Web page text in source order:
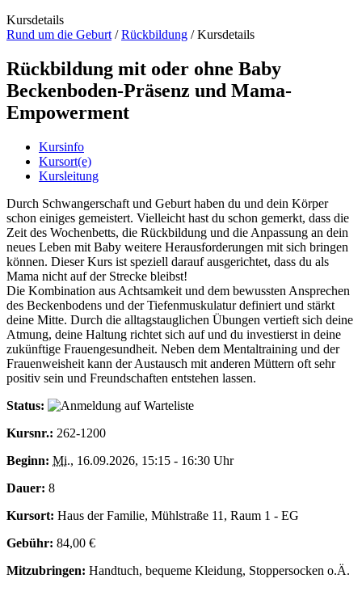
Kursdetails
Rund um die Geburt /Rückbildung /Kursdetails
Rückbildung mit oder ohne Baby
Beckenboden-Präsenz und Mama-
Empowerment
Kursinfo
Kursort(e)
Kursleitung
Durch Schwangerschaft und Geburt haben du und dein Körper
schon einiges gemeistert. Vielleicht hast du schon gemerkt, dass die
Zeit des Wochenbetts, die Rückbildung und die Anpassung an dein
neues Leben mit Baby weitere Herausforderungen mit sich bringen
können. Dieser Kurs ist speziell darauf ausgerichtet, dass du als
Mama nicht auf der Strecke bleibst!
Die Kombination aus Achtsamkeit und dem bewussten Ansprechen
des Beckenbodens und der Tiefenmuskulatur definiert und stärkt
deine Mitte. Durch die alltagstauglichen Übungen vertieft sich deine
Atmung, deine Haltung richtet sich auf und du investierst in deine
zukünftige Frauengesundheit. Neben dem Mentaltraining und der
Frauenweisheit kann der Austausch mit anderen Müttern oft sehr
positiv sein und Freundschaften entstehen lassen.
Status:
Kursnr.: 262-1200
Beginn: Mi., 16.09.2026, 15:15 - 16:30 Uhr
Dauer: 8
Kursort: Haus der Familie, Mühlstraße 11, Raum 1 - EG
Gebühr: 84,00 €
Mitzubringen: Handtuch, bequeme Kleidung, Stoppersocken o.Ä.